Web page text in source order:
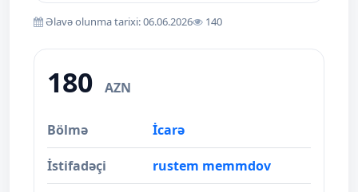
Əlavə olunma tarixi: 06.06.2026 140
180 AZN
Bölmə İcarə
İstifadəçi rustem memmdov